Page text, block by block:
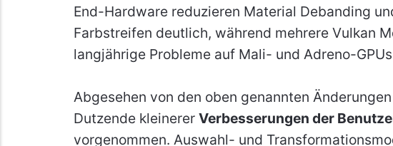
End-Hardware reduzieren Material Debanding
Farbstreifen deutlich, während mehrere Vulkan
langjährige Probleme auf Mali- und Adreno-
Abgesehen von den oben genannten
Dutzende kleinerer Verbesserungen der
vorgenommen. Auswahl- und